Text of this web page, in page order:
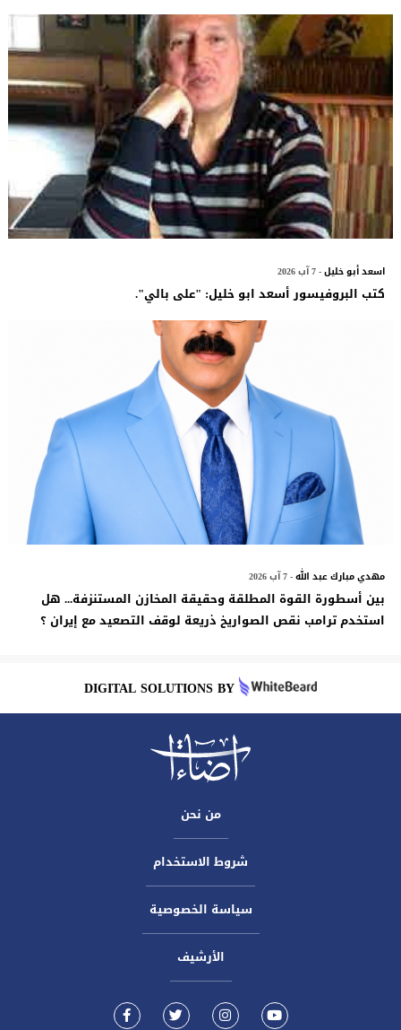
اسعد أبو خليل- 7 آب 2026
كتب البروفيسور أسعد ابو خليل: "على بالي".
مهدي مبارك عبد الله- 7 آب 2026
بين أسطورة القوة المطلقة وحقيقة المخازن المستنزفة... هل
استخدم ترامب نقص الصواريخ ذريعة لوقف التصعيد مع إيران ؟
DIGITAL SOLUTIONS BY
من نحن
شروط الاستخدام
سياسة الخصوصية
الأرشيف